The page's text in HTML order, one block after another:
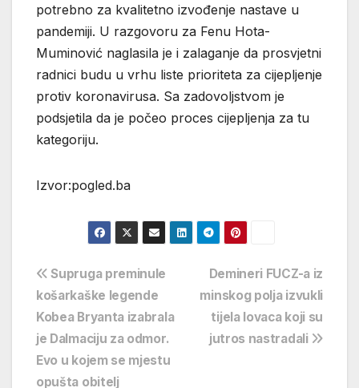
potrebno za kvalitetno izvođenje nastave u
pandemiji. U razgovoru za Fenu Hota-
Muminović naglasila je i zalaganje da prosvjetni
radnici budu u vrhu liste prioriteta za cijepljenje
protiv koronavirusa. Sa zadovoljstvom je
podsjetila da je počeo proces cijepljenja za tu
kategoriju.
Izvor:pogled.ba
Navigacija
objava
Demineri FUCZ-a iz
minskog polja izvukli
tijela lovaca koji su
jutros nastradali
Supruga preminule
košarkaške legende
Kobea Bryanta izabrala
je Dalmaciju za odmor.
Evo u kojem se mjestu
opušta obitelj